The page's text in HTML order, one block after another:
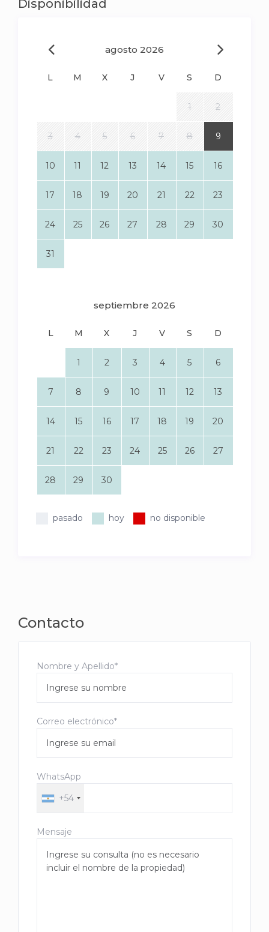
Disponibilidad
agosto 2026
L M X J V S D
1 2
3 4 5 6 7 8 9
10 11 12 13 14 15 16
17 18 19 20 21 22 23
24 25 26 27 28 29 30
31
septiembre 2026
L M X J V S D
1 2 3 4 5 6
7 8 9 10 11 12 13
14 15 16 17 18 19 20
21 22 23 24 25 26 27
28 29 30
pasado hoy no disponible
Contacto
Nombre y Apellido*
Correo electrónico*
WhatsApp
+54
Mensaje